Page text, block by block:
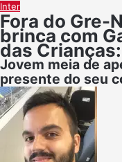
Inter
Fora do Gre-
brinca com
das
Jovem meia de
presente do seu